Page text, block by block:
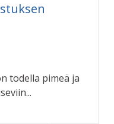
todella pimeä ja
Puistot ja luonto